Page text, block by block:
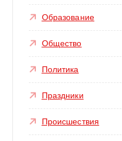
Образование
Общество
Политика
Праздники
Происшествия